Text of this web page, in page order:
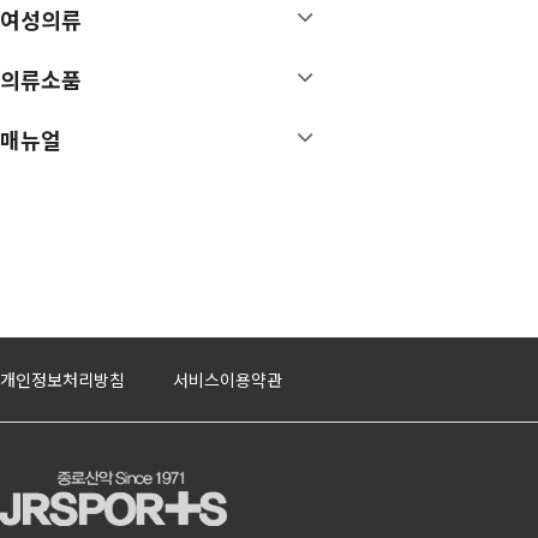
여성의류
의류소품
매뉴얼
개인정보처리방침 서비스이용약관